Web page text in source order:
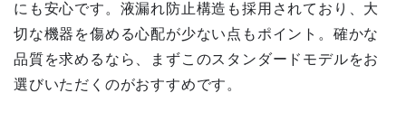
にも安心です。液漏れ防止構造も採用されており、大
切な機器を傷める心配が少ない点もポイント。確かな
品質を求めるなら、まずこのスタンダードモデルをお
選びいただくのがおすすめです。